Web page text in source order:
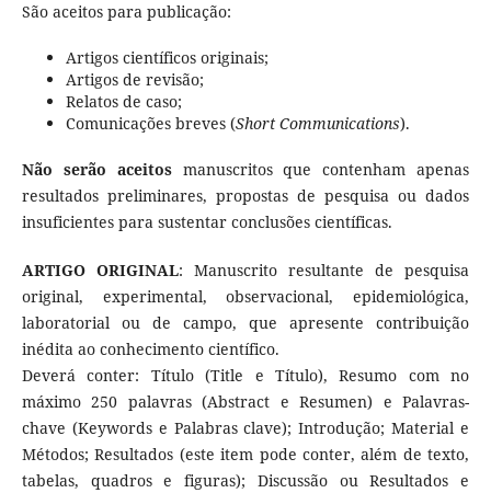
São aceitos para publicação:
Artigos científicos originais;
Artigos de revisão;
Relatos de caso;
Comunicações breves (Short Communications).
Não serão aceitosmanuscritos que contenham apenas
resultados preliminares, propostas de pesquisa ou dados
insuficientes para sustentar conclusões científicas.
ARTIGO ORIGINAL: Manuscrito resultante de pesquisa
original, experimental, observacional, epidemiológica,
laboratorial ou de campo, que apresente contribuição
inédita ao conhecimento científico.
Deverá conter: Título (Title e Título), Resumo com no
máximo 250 palavras (Abstract e Resumen) e Palavras-
chave (Keywords e Palabras clave); Introdução; Material e
Métodos; Resultados (este item pode conter, além de texto,
tabelas, quadros e figuras); Discussão ou Resultados e